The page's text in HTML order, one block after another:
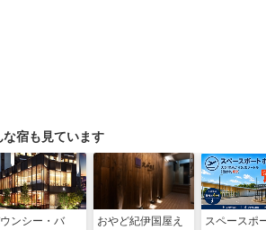
宿も見ています
ンシー・バ
おやど紀伊国屋え
スペースポ